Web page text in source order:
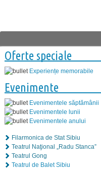
Oferte speciale
Experiențe memorabile
Evenimente
Evenimentele săptămânii
Evenimentele lunii
Evenimentele anului
Filarmonica de Stat Sibiu
Teatrul Naţional „Radu Stanca”
Teatrul Gong
Teatrul de Balet Sibiu